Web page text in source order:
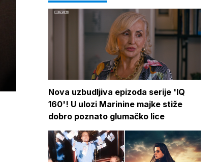
Nova uzbudljiva epizoda serije 'IQ
160'! U ulozi Marinine majke stiže
dobro poznato glumačko lice